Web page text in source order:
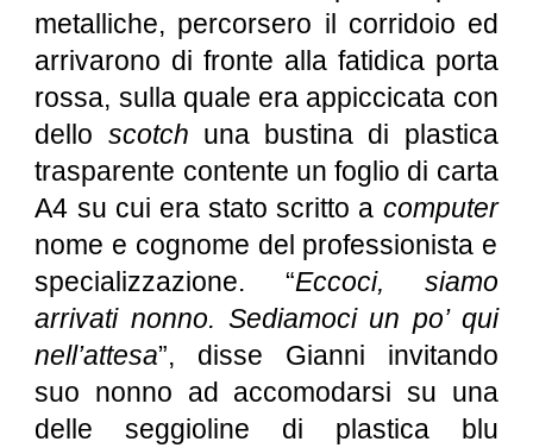
metalliche, percorsero il corridoio ed
arrivarono di fronte alla fatidica porta
rossa, sulla quale era appiccicata con
dello scotch una bustina di plastica
trasparente contente un foglio di carta
A4 su cui era stato scritto a computer
nome e cognome del professionista e
specializzazione. “Eccoci, siamo
arrivati nonno. Sediamoci un po’ qui
nell’attesa”, disse Gianni invitando
suo nonno ad accomodarsi su una
delle seggioline di plastica blu